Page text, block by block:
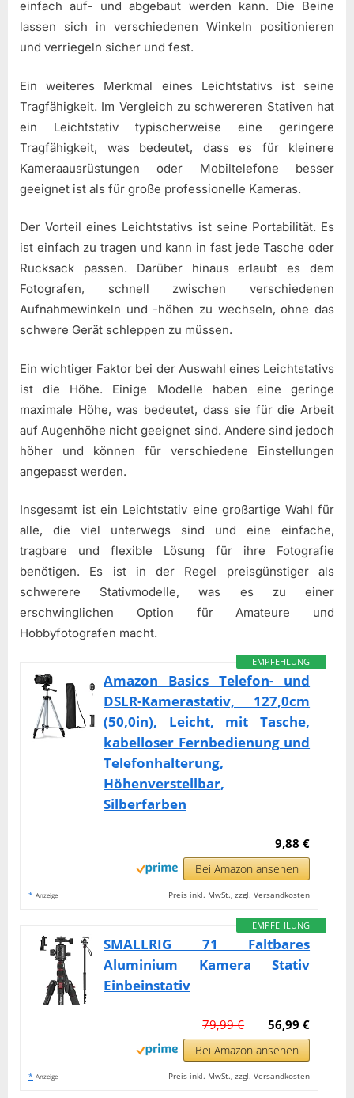
einfach auf- und abgebaut werden kann. Die Beine
lassen sich in verschiedenen Winkeln positionieren
und verriegeln sicher und fest.
Ein weiteres Merkmal eines Leichtstativs ist seine
Tragfähigkeit. Im Vergleich zu schwereren Stativen hat
ein Leichtstativ typischerweise eine geringere
Tragfähigkeit, was bedeutet, dass es für kleinere
Kameraausrüstungen oder Mobiltelefone besser
geeignet ist als für große professionelle Kameras.
Der Vorteil eines Leichtstativs ist seine Portabilität. Es
ist einfach zu tragen und kann in fast jede Tasche oder
Rucksack passen. Darüber hinaus erlaubt es dem
Fotografen, schnell zwischen verschiedenen
Aufnahmewinkeln und -höhen zu wechseln, ohne das
schwere Gerät schleppen zu müssen.
Ein wichtiger Faktor bei der Auswahl eines Leichtstativs
ist die Höhe. Einige Modelle haben eine geringe
maximale Höhe, was bedeutet, dass sie für die Arbeit
auf Augenhöhe nicht geeignet sind. Andere sind jedoch
höher und können für verschiedene Einstellungen
angepasst werden.
Insgesamt ist ein Leichtstativ eine großartige Wahl für
alle, die viel unterwegs sind und eine einfache,
tragbare und flexible Lösung für ihre Fotografie
benötigen. Es ist in der Regel preisgünstiger als
schwerere Stativmodelle, was es zu einer
erschwinglichen Option für Amateure und
Hobbyfotografen macht.
EMPFEHLUNG
Amazon Basics Telefon- und
DSLR-Kamerastativ, 127,0cm
(50,0in), Leicht, mit Tasche,
kabelloser Fernbedienung und
Telefonhalterung,
Höhenverstellbar,
Silberfarben
9,88 €
Bei Amazon ansehen
* Anzeige Preis inkl. MwSt., zzgl. Versandkosten
EMPFEHLUNG
SMALLRIG 71 Faltbares
Aluminium Kamera Stativ
Einbeinstativ
56,99 €
79,99 €
Bei Amazon ansehen
* Anzeige Preis inkl. MwSt., zzgl. Versandkosten